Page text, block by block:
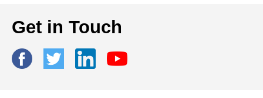
Get in Touch